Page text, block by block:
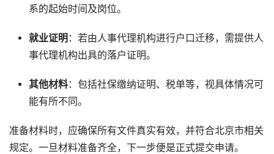
系的起始时间及岗位。
就业证明 ：若由人事代理机构进行户口迁移，需提供人
事代理机构出具的落户证明。
其他材料：包括社保缴纳证明、税单等，视具体情况可
能有所不同。
准备材料时，应确保所有文件真实有效，并符合北京市相关
规定。一旦材料准备齐全，下一步便是正式提交申请。